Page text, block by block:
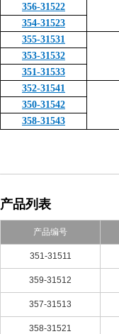
356-31522
354-31523
355-31531
353-31532
351-31533
352-31541
350-31542
358-31543
产品列表
产品编号
351-31511
359-31512
357-31513
358-31521